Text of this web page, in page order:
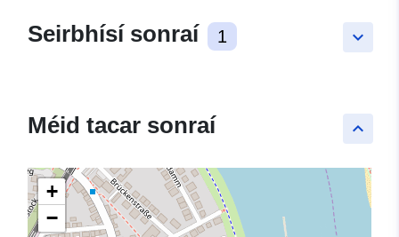
keyboard_arrow_down
Seirbhísí sonraí 1
keyboard_arrow_up
Méid tacar sonraí
+
−